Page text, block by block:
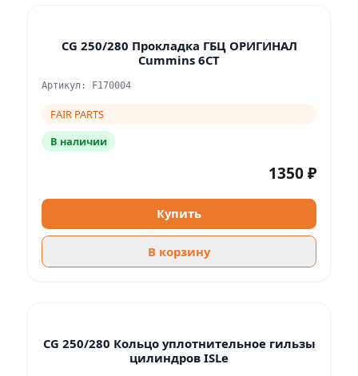
CG 250/280 Прокладка ГБЦ ОРИГИНАЛ
Cummins 6СT
Артикул: F170004
FAIR PARTS
В наличии
1350 ₽
Купить
В корзину
CG 250/280 Кольцо уплотнительное гильзы
цилиндров ISLe